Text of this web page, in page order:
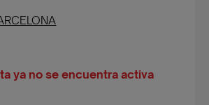
ya no se encuentra activa